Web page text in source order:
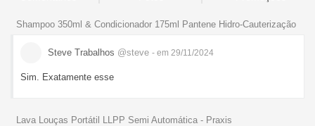
Shampoo 350ml & Condicionador 175ml Pantene Hidro-Cauterização
Steve Trabalhos @steve - em 29/11/2024
Sim. Exatamente esse
Lava Louças Portátil LLPP Semi Automática - Praxis